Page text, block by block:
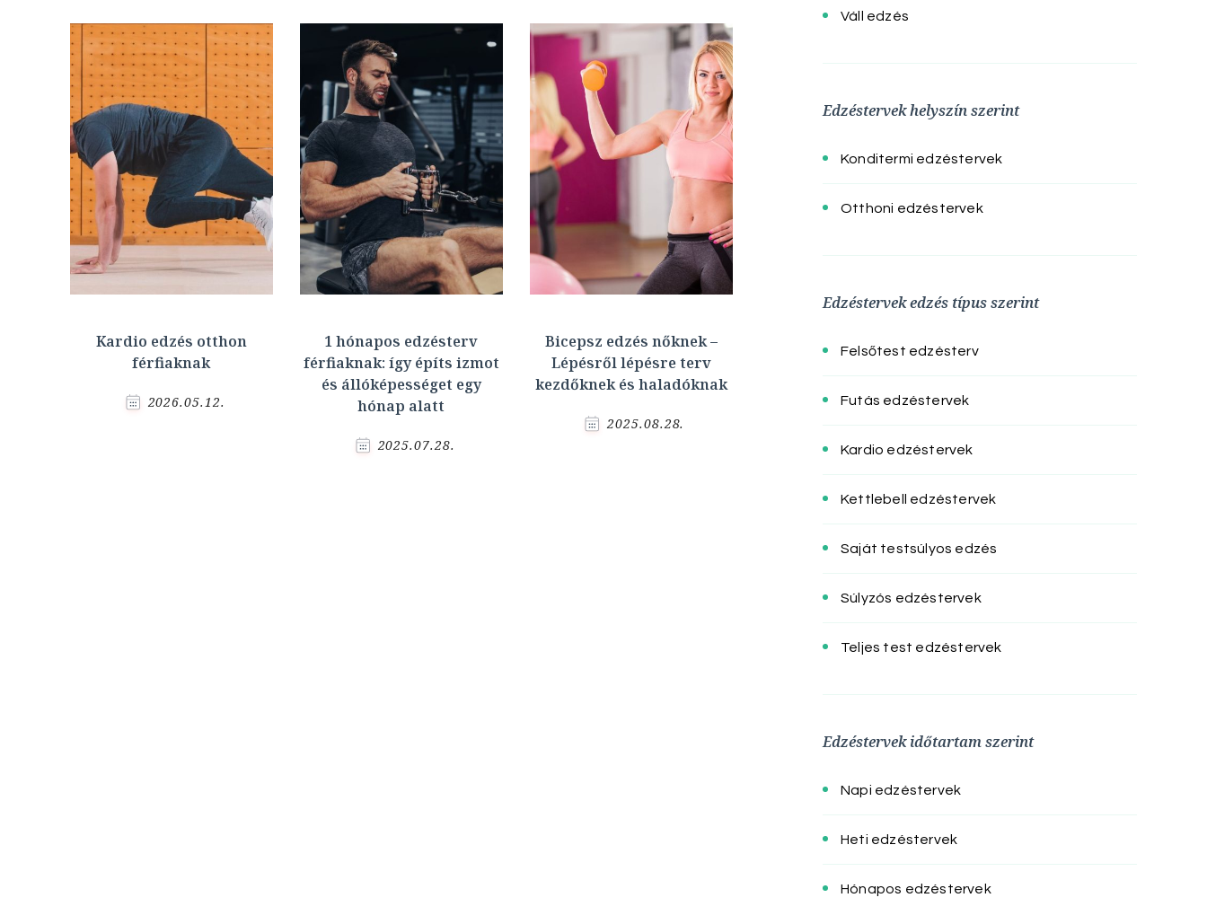
Kardio edzés otthon
férfiaknak
2026.05.12.
1 hónapos edzésterv
férfiaknak: így építs izmot
és állóképességet egy
hónap alatt
2025.07.28.
Bicepsz edzés nőknek –
Lépésről lépésre terv
kezdőknek és haladóknak
2025.08.28.
Váll edzés
Edzéstervek helyszín szerint
Konditermi edzéstervek
Otthoni edzéstervek
Edzéstervek edzés típus szerint
Felsőtest edzésterv
Futás edzéstervek
Kardio edzéstervek
Kettlebell edzéstervek
Saját testsúlyos edzés
Súlyzós edzéstervek
Teljes test edzéstervek
Edzéstervek időtartam szerint
Napi edzéstervek
Heti edzéstervek
Hónapos edzéstervek